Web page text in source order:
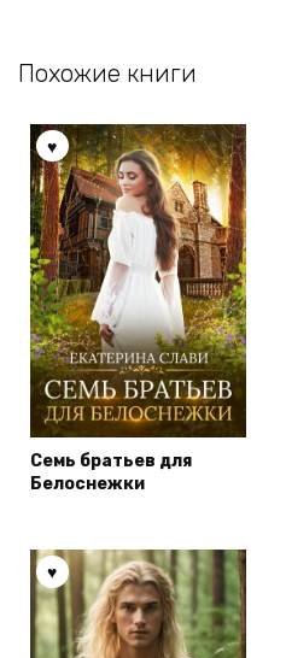
Похожие книги
Семь братьев для
Белоснежки